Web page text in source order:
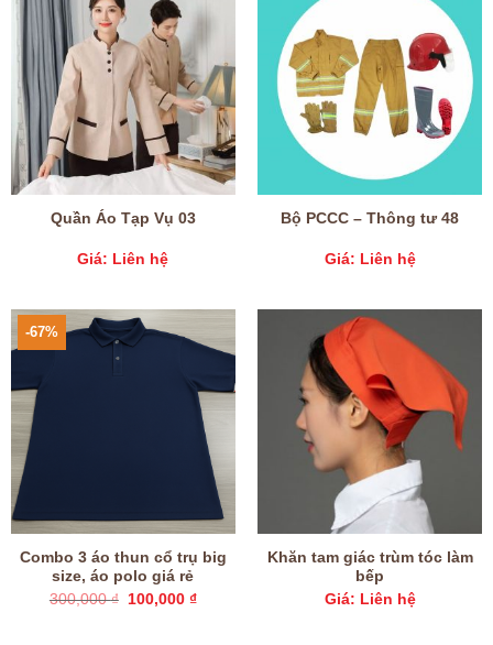
Quần Áo Tạp Vụ 03
Giá: Liên hệ
Bộ PCCC – Thông tư 48
Giá: Liên hệ
-67%
Combo 3 áo thun cổ trụ big
size, áo polo giá rẻ
300,000₫
Giá
100,000 ₫Giá
Khăn tam giác trùm tóc làm
bếp
Giá: Liên hệ